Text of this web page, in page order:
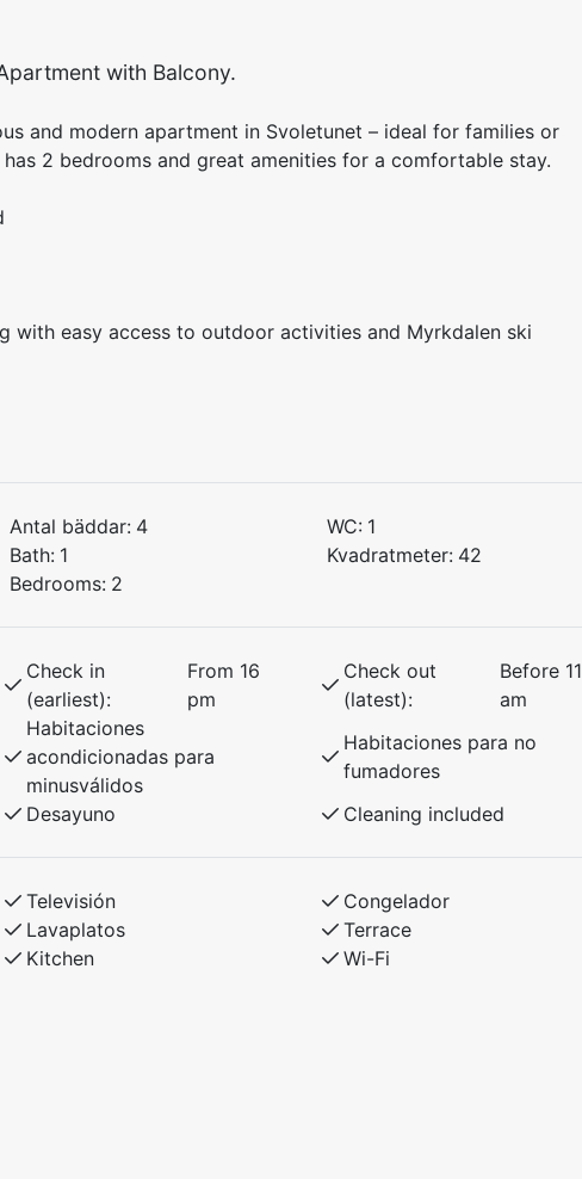
with Balcony.
and modern apartment in Svoletunet – ideal for families or
2 bedrooms and great amenities for a comfortable stay.
with easy access to outdoor activities and Myrkdalen ski
Antal bäddar: 4 WC: 1
Bath: 1 Kvadratmeter: 42
Bedrooms: 2
Check in
(earliest):
From 16
pm
Check out
(latest):
Before 11
am
Habitaciones
acondicionadas para
minusválidos
Habitaciones para no
fumadores
Desayuno
Cleaning included
Televisión
Congelador
Lavaplatos
Terrace
Kitchen
Wi-Fi